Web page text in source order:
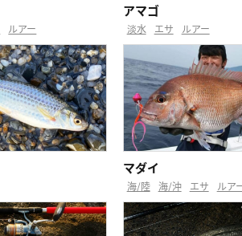
ルアー
アマゴ
淡水 エサ ルアー
マダイ
海/陸 海/沖 エサ ルア